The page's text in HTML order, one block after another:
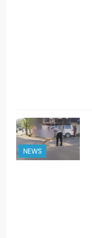
NEWS